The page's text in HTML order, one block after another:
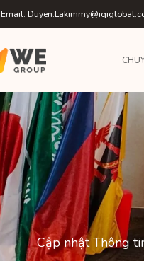
Email:
Cập nhật Thông